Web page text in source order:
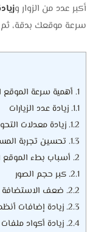
أكبر عدد من الزوار و
سرعة موقعك بدقة، ثم
1. أهمية سرعة الموقع
1.1. زيادة عدد الزيارات
1.2. زيادة معدلات
1.3. تحسين تجربة
2. أسباب بطء الموقع
2.1. كبر حجم الصور
2.2. ضعف الاستضافة
2.3. زيادة إضافات
2.4. زيادة أكواد ملفات CSS وJavaScript